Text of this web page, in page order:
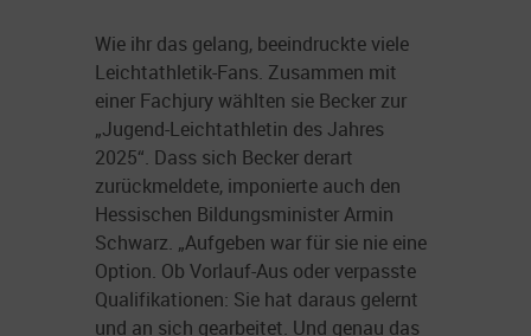
Wie ihr das gelang, beeindruckte viele
Leichtathletik-Fans. Zusammen mit
einer Fachjury wählten sie Becker zur
„Jugend-Leichtathletin des Jahres
2025“. Dass sich Becker derart
zurückmeldete, imponierte auch den
Hessischen Bildungsminister Armin
Schwarz. „Aufgeben war für sie nie eine
Option. Ob Vorlauf-Aus oder verpasste
Qualifikationen: Sie hat daraus gelernt
und an sich gearbeitet. Und genau das